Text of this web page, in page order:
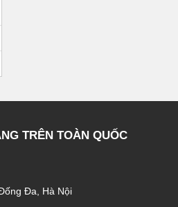
TRÊN TOÀN QUỐC
Đa, Hà Nội